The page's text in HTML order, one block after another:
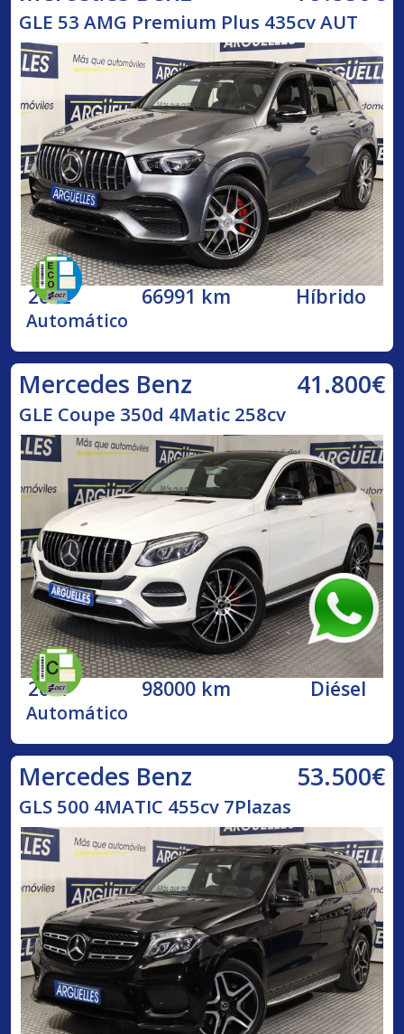
GLE 53 AMG Premium Plus 435cv AUT
2022 66991 km Híbrido
Automático
Mercedes Benz 41.800€
GLE Coupe 350d 4Matic 258cv
2017 98000 km Diésel
Automático
Mercedes Benz 53.500€
GLS 500 4MATIC 455cv 7Plazas